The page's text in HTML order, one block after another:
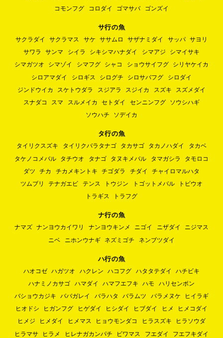
コモンフグ
コロダイ ゴマサバ ゴンズイ
サ行の魚
サクラダイ サクラマス サケ ササムロ サザナミダイ サッパ サヨリ
サワラ
サンマ シイラ シキシマハナダイ シマアジ
シマイサキ
シマガツオ
シマゾイ シマフグ シャコ ショウサイフグ
シリヤケイカ
シロアマダイ
シロギス シログチ シロサバフグ
シロダイ
ジンドウイカ
スケトウダラ スジアラ スジイカ スズキ
スズメダイ
スナダコ
スマ スルメイカ セトダイ センニンフグ
ソウシハギ
ソウハチ
ソデイカ
タ行の魚
タイリクスズキ タイリクバラタナゴ タカサゴ タカノハダイ
タカベ
タケノコメバル
タチウオ タナゴ タヌキメバル タマガシラ
タモロコ
ダツ
チカ チカメキントキ チゴダラ チダイ
チャイロマルハタ
ツムブリ
テナガエビ テンス トウジン トゴットメバル
トビウオ
トラギス
トラフグ
ナ行の魚
ナマズ ナンヨウカイワリ ナンヨウキンメ ニゴイ ニザダイ
ニジマス
ニベ
ニホンウナギ ネズミゴチ ネンブツダイ
ハ行の魚
ハオコゼ ハガツオ ハクレン ハコフグ ハタタテダイ
ハチビキ
ハナミノカサゴ
ハマダイ ハマフエフキ ハモ
ハリセンボン
バショウカジキ
ババガレイ バラハタ バラムツ バラメヌケ
ヒイラギ
ヒオドシ
ヒガンフグ ヒゲダイ ヒシダイ ヒブダイ ヒメ
ヒメコダイ
ヒメジ
ヒメダイ ヒメマス ヒョウモンダコ ヒラスズキ
ヒラソウダ
ヒラマサ
ヒラメ ヒレナガカンパチ ビワマス フエダイ
フエフキダイ